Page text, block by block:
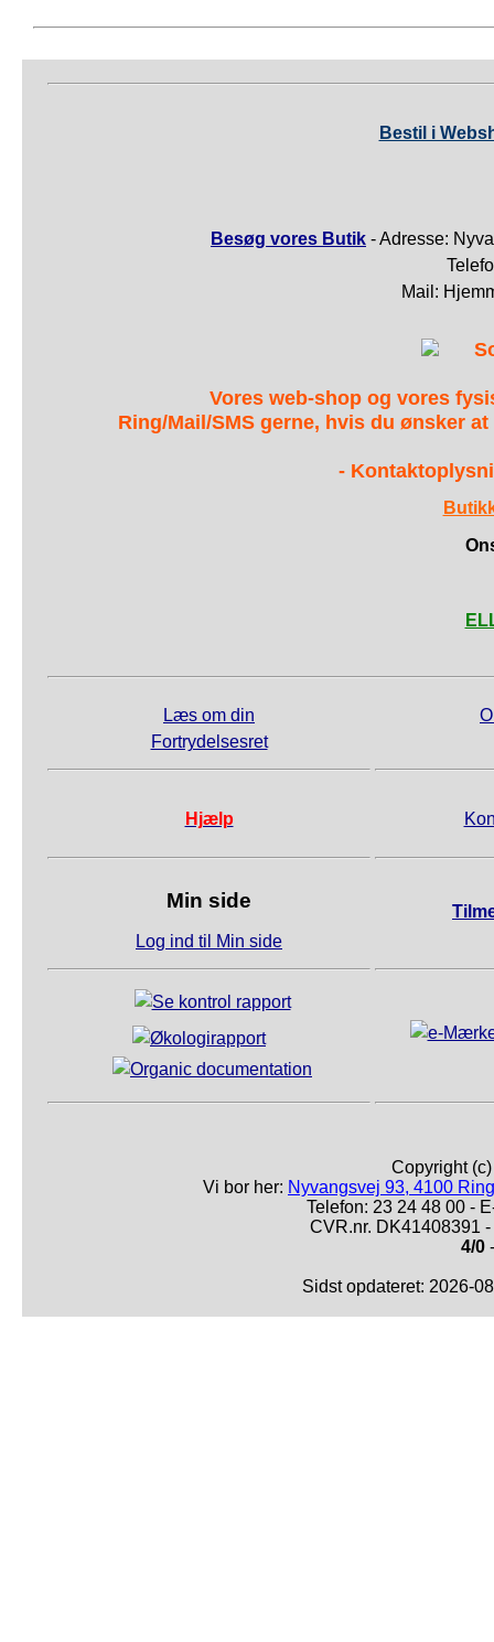
Bestil i
Besøg vores Butik - Adresse:
Mail:
Vores web-shop og vores
Ring/Mail/SMS gerne, hvis du ønsker
-
Læs om din
Fortrydelsesret
Hjælp
Min side
Log ind til Min side
Copyright
Vi bor her: Nyvangsvej 93, 4100
Telefon: 23 24 48 00 -
CVR.nr. DK41408391
4/0
Sidst opdateret: 2026-